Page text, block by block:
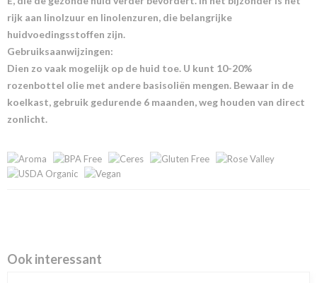
rijk aan linolzuur en linolenzuren, die belangrijke
huidvoedingsstoffen zijn.
Gebruiksaanwijzingen:
Dien zo vaak mogelijk op de huid toe. U kunt 10-20%
rozenbottel olie met andere basisoliën mengen. Bewaar in de
koelkast, gebruik gedurende 6 maanden, weg houden van direct
zonlicht.
Ook interessant